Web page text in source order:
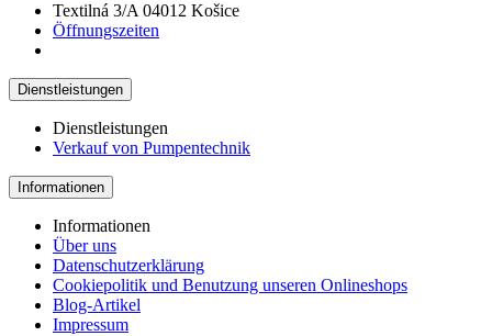
Textilná 3/A 04012 Košice
Öffnungszeiten
Dienstleistungen
Dienstleistungen
Verkauf von Pumpentechnik
Informationen
Informationen
Über uns
Datenschutzerklärung
Cookiepolitik und Benutzung unseren Onlineshops
Blog-Artikel
Impressum